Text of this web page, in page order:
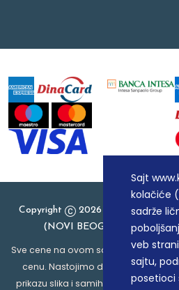
Sajt
kolačiće
sadrže
veb
sajtu,
posetioci
Copyright
2026 Knjizara.com -
(NOVI BEOGRAD), PIB:
Sve cene na ovom sajtu iskazane su u
cenu. Nastojimo da budemo što
prikazu slika i samih cena, ali ne